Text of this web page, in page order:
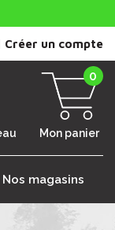
Créer un compte
Mon panier
0
Nos magasins